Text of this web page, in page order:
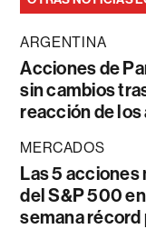
ARGENTINA
Acciones de
sin cambios
reacción de los
MERCADOS
Las 5
del S&P 500
semana récord